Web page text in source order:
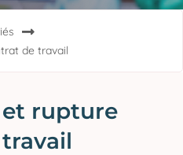
de travail
rupture